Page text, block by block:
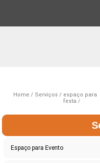
Home Serviços
espaço para
festa
Espaço para Evento